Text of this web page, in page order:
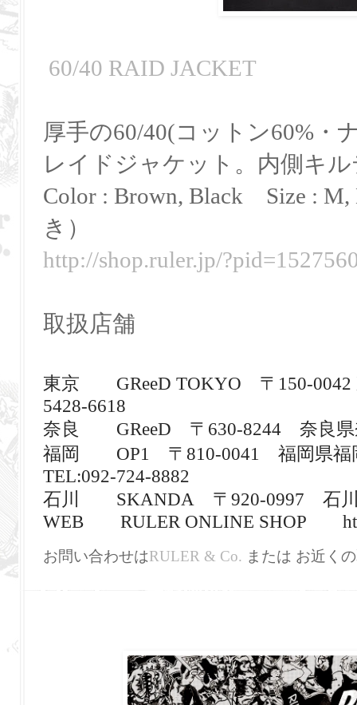
60/40 RAID JACKET
厚手の60/40(コットン60%・
レイドジャケット。内側キ
Color : Brown, Black Size : M,
き）
http://shop.ruler.jp/
取扱店舗
東京 GReeD TOKYO 〒 150-0042
5428-6618
奈良 GReeD 〒 630-8244 奈良県
福岡 OP1 〒 810-0041
福岡県福
TEL:092-724-8882
石川 SKANDA 〒 920-0997 石
WEB
RULER ONLINE SHOP
お問い合わせはRULER & Co. または お近くの